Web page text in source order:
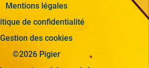
Mentions légales
de confidentialité
Gestion des cookies
©2026 Pigier